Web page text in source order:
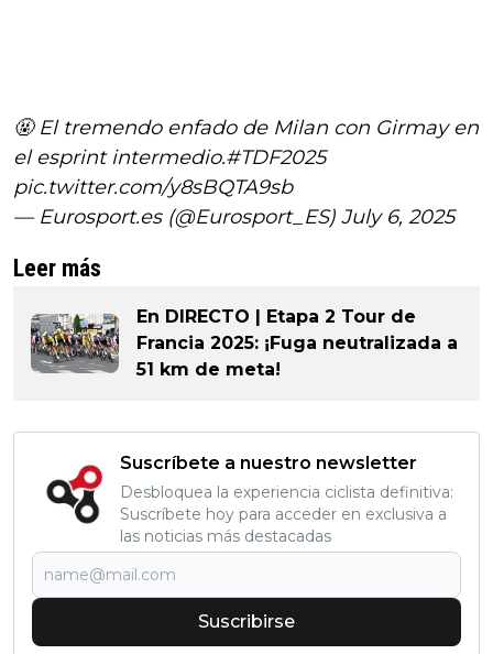
🤬 El tremendo enfado de Milan con Girmay en
el esprint intermedio.#TDF2025
pic.twitter.com/y8sBQTA9sb
— Eurosport.es (@Eurosport_ES) July 6, 2025
Leer más
En DIRECTO | Etapa 2 Tour de
Francia 2025: ¡Fuga neutralizada a
51 km de meta!
Suscríbete a nuestro newsletter
Desbloquea la experiencia ciclista definitiva:
Suscríbete hoy para acceder en exclusiva a
las noticias más destacadas
Suscribirse